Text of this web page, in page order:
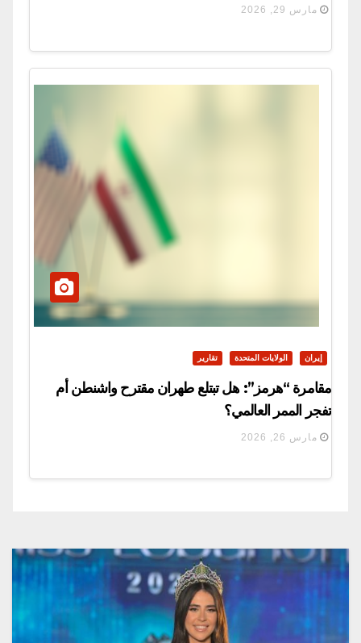
مارس 29, 2026
إيران الولايات المتحدة تقارير
مقامرة “هرمز”: هل تبتلع طهران مقترح واشنطن أم
تفجر الممر العالمي؟
مارس 26, 2026